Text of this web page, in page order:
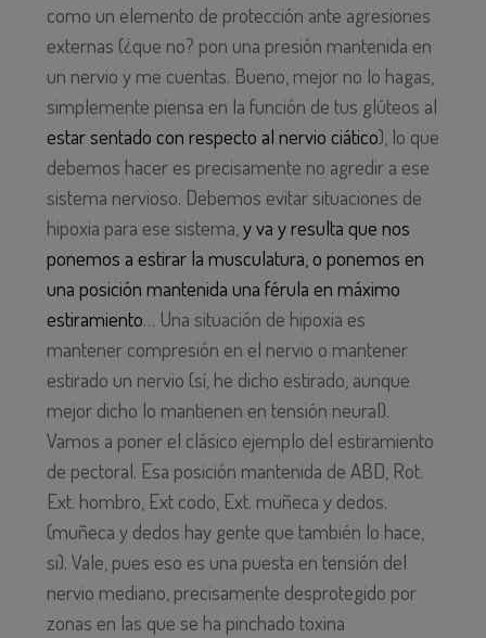
como un elemento de protección ante agresiones
externas (¿que no? pon una presión mantenida en
un nervio y me cuentas. Bueno, mejor no lo hagas,
simplemente piensa en la función de tus glúteos al
estar sentado con respecto al nervio ciático), lo que
debemos hacer es precisamente no agredir a ese
sistema nervioso. Debemos evitar situaciones de
hipoxia para ese sistema,y va y resulta que nos
ponemos a estirar la musculatura, o ponemos en
una posición mantenida una férula en máximo
estiramiento… Una situación de hipoxia es
mantener compresión en el nervio o mantener
estirado un nervio (sí, he dicho estirado, aunque
mejor dicho lo mantienen en tensión neural).
Vamos a poner el clásico ejemplo del estiramiento
de pectoral. Esa posición mantenida de ABD, Rot.
Ext. hombro, Ext codo, Ext. muñeca y dedos.
(muñeca y dedos hay gente que también lo hace,
si). Vale, pues eso es una puesta en tensión del
nervio mediano, precisamente desprotegido por
zonas en las que se ha pinchado toxina